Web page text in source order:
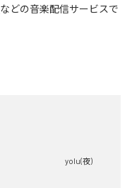
などの音楽配信サービスで
yolu(夜)